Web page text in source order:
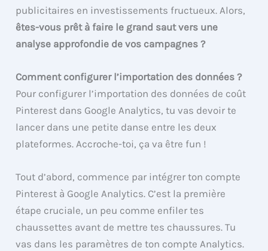
publicitaires en investissements fructueux. Alors,
êtes-vous prêt à faire le grand saut vers une
analyse approfondie de vos campagnes ?
Comment configurer l’importation des données ?
Pour configurer l’importation des données de coût
Pinterest dans Google Analytics, tu vas devoir te
lancer dans une petite danse entre les deux
plateformes. Accroche-toi, ça va être fun !
Tout d’abord, commence par intégrer ton compte
Pinterest à Google Analytics. C’est la première
étape cruciale, un peu comme enfiler tes
chaussettes avant de mettre tes chaussures. Tu
vas dans les paramètres de ton compte Analytics.